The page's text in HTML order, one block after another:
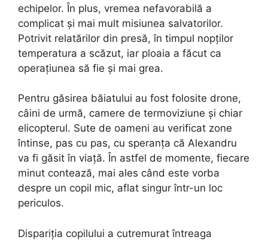
echipelor. În plus, vremea nefavorabilă a
complicat și mai mult misiunea salvatorilor.
Potrivit relatărilor din presă, în timpul nopților
temperatura a scăzut, iar ploaia a făcut ca
operațiunea să fie și mai grea.
Pentru găsirea băiatului au fost folosite drone,
câini de urmă, camere de termoviziune și chiar
elicopterul. Sute de oameni au verificat zone
întinse, pas cu pas, cu speranța că Alexandru
va fi găsit în viață. În astfel de momente, fiecare
minut contează, mai ales când este vorba
despre un copil mic, aflat singur într-un loc
periculos.
Dispariția copilului a cutremurat întreaga